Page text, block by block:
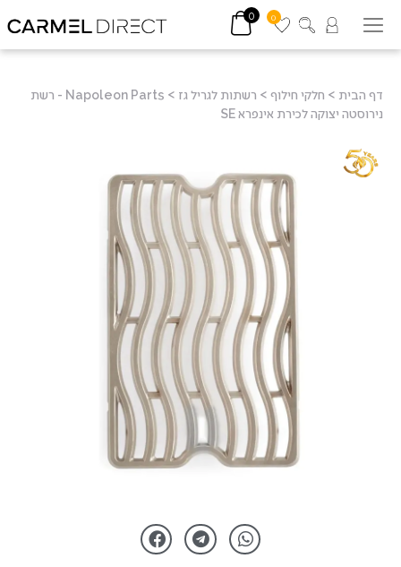
0
0
דף הבית > חלקי חילוף > רשתות לגריל גז >
Napoleon Parts - רשת
נירוסטה יצוקה לכירת אינפרא SE